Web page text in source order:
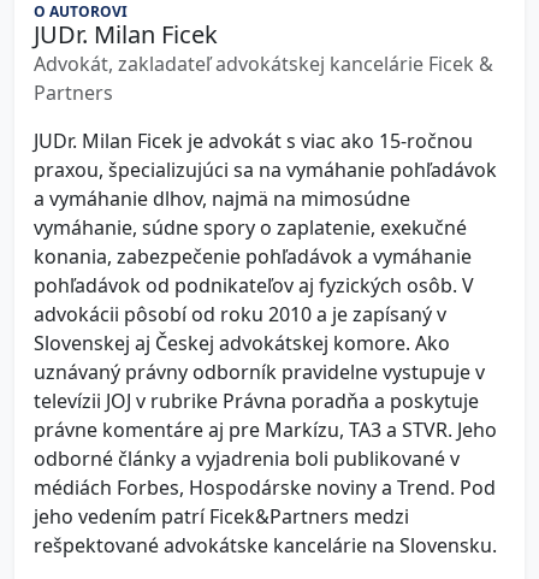
O AUTOROVI
JUDr. Milan Ficek
Advokát, zakladateľ advokátskej kancelárie Ficek &
Partners
JUDr. Milan Ficek je advokát s viac ako 15-ročnou
praxou, špecializujúci sa na vymáhanie pohľadávok
a vymáhanie dlhov, najmä na mimosúdne
vymáhanie, súdne spory o zaplatenie, exekučné
konania, zabezpečenie pohľadávok a vymáhanie
pohľadávok od podnikateľov aj fyzických osôb. V
advokácii pôsobí od roku 2010 a je zapísaný v
Slovenskej aj Českej advokátskej komore. Ako
uznávaný právny odborník pravidelne vystupuje v
televízii JOJ v rubrike Právna poradňa a poskytuje
právne komentáre aj pre Markízu, TA3 a STVR. Jeho
odborné články a vyjadrenia boli publikované v
médiách Forbes, Hospodárske noviny a Trend. Pod
jeho vedením patrí Ficek&Partners medzi
rešpektované advokátske kancelárie na Slovensku.